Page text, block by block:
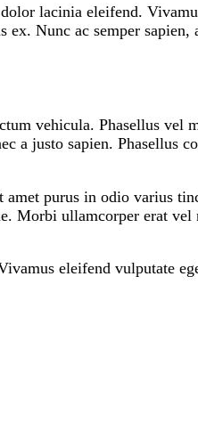
lacinia eleifend.
Nunc ac semper
vehicula. Phasellus vel
a justo sapien. Phasellus
purus in odio varius
Morbi ullamcorper erat
eleifend vulputate